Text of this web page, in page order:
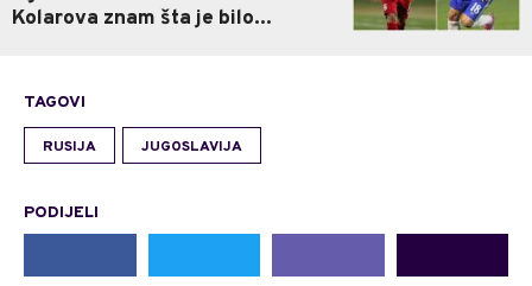
Kolarova znam šta je bilo...
TAGOVI
RUSIJA JUGOSLAVIJA
PODIJELI